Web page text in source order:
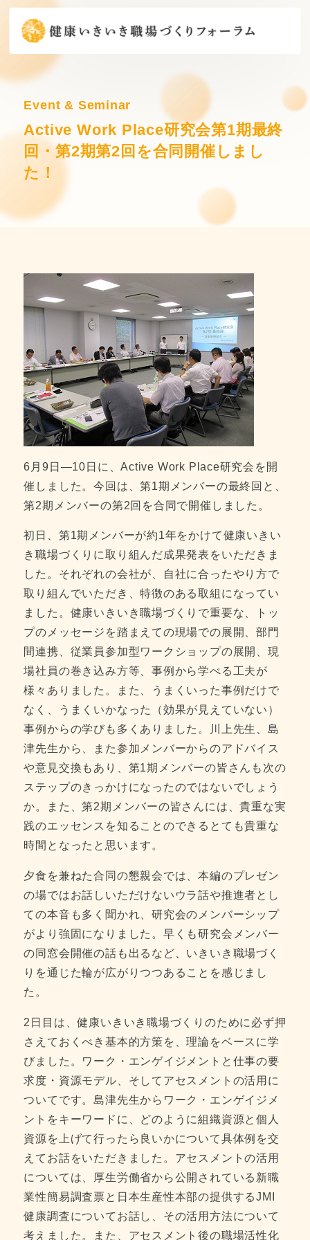
Event & Seminar
Active Work Place研究会第1期最終
回・第2期第2回を合同開催しまし
た！
6月9日―10日に、Active Work Place研究会を開
催しました。今回は、第1期メンバーの最終回と、
第2期メンバーの第2回を合同で開催しました。
初日、第1期メンバーが約1年をかけて健康いきい
き職場づくりに取り組んだ成果発表をいただきま
した。それぞれの会社が、自社に合ったやり方で
取り組んでいただき、特徴のある取組になってい
ました。健康いきいき職場づくりで重要な、トッ
プのメッセージを踏まえての現場での展開、部門
間連携、従業員参加型ワークショップの展開、現
場社員の巻き込み方等、事例から学べる工夫が
様々ありました。また、うまくいった事例だけで
なく、うまくいかなった（効果が見えていない）
事例からの学びも多くありました。川上先生、島
津先生から、また参加メンバーからのアドバイス
や意見交換もあり、第1期メンバーの皆さんも次の
ステップのきっかけになったのではないでしょう
か。また、第2期メンバーの皆さんには、貴重な実
践のエッセンスを知ることのできるとても貴重な
時間となったと思います。
夕食を兼ねた合同の懇親会では、本編のプレゼン
の場ではお話しいただけないウラ話や推進者とし
ての本音も多く聞かれ、研究会のメンバーシップ
がより強固になりました。早くも研究会メンバー
の同窓会開催の話も出るなど、いきいき職場づく
りを通じた輪が広がりつつあることを感じまし
た。
2日目は、健康いきいき職場づくりのために必ず押
さえておくべき基本的方策を、理論をベースに学
びました。ワーク・エンゲイジメントと仕事の要
求度・資源モデル、そしてアセスメントの活用に
ついてです。島津先生からワーク・エンゲイジメ
ントをキーワードに、どのように組織資源と個人
資源を上げて行ったら良いかについて具体例を交
えてお話をいただきました。アセスメントの活用
については、厚生労働省から公開されている新職
業性簡易調査票と日本生産性本部の提供するJMI
健康調査についてお話し、その活用方法について
考えました。また、アセスメント後の職場活性化